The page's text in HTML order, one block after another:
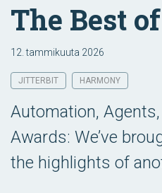
The Best
12. tammikuuta 2026
JITTERBIT HARMONY
Automation,
Awards: We’ve
the highlights of